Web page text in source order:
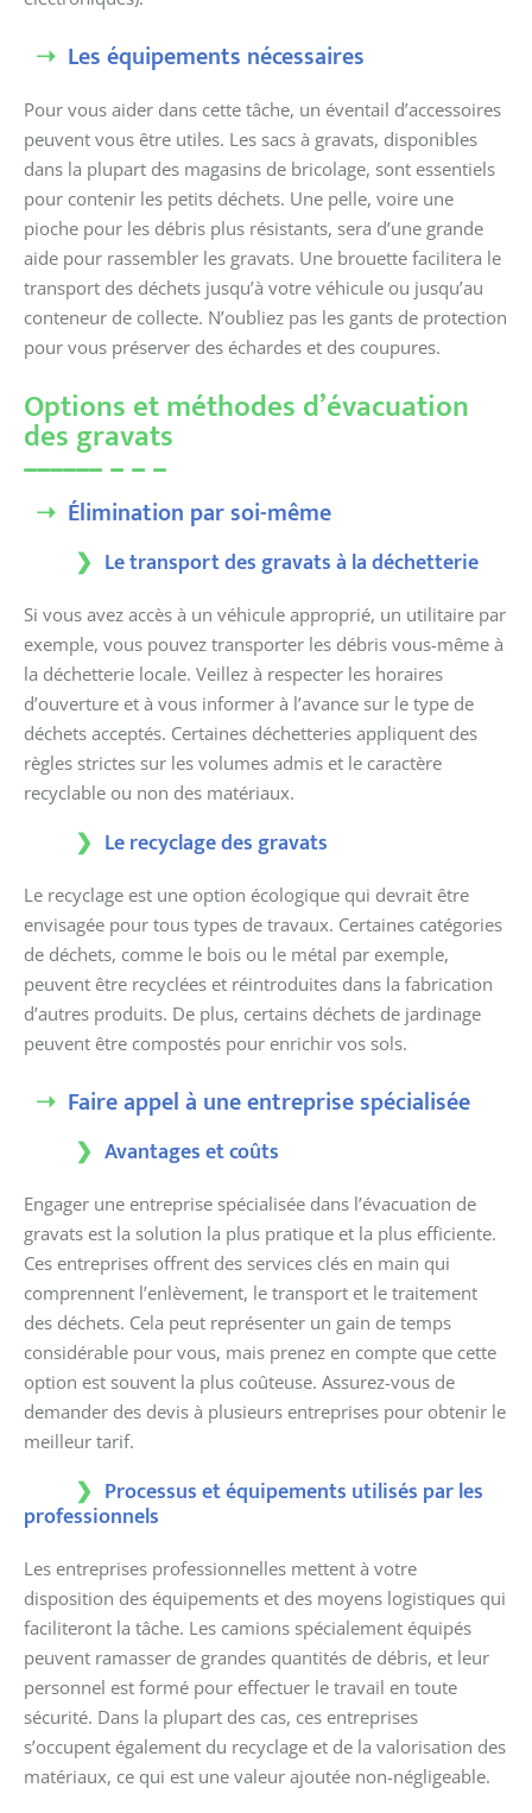
Les équipements nécessaires
Pour vous aider dans cette tâche, un éventail d’accessoires
peuvent vous être utiles. Les sacs à gravats, disponibles
dans la plupart des magasins de bricolage, sont essentiels
pour contenir les petits déchets. Une pelle, voire une
pioche pour les débris plus résistants, sera d’une grande
aide pour rassembler les gravats. Une brouette facilitera le
transport des déchets jusqu’à votre véhicule ou jusqu’au
conteneur de collecte. N’oubliez pas les gants de protection
pour vous préserver des échardes et des coupures.
Options et méthodes d’évacuation
des gravats
Élimination par soi-même
Le transport des gravats à la déchetterie
Si vous avez accès à un véhicule approprié, un utilitaire par
exemple, vous pouvez transporter les débris vous-même à
la déchetterie locale. Veillez à respecter les horaires
d’ouverture et à vous informer à l’avance sur le type de
déchets acceptés. Certaines déchetteries appliquent des
règles strictes sur les volumes admis et le caractère
recyclable ou non des matériaux.
Le recyclage des gravats
Le recyclage est une option écologique qui devrait être
envisagée pour tous types de travaux. Certaines catégories
de déchets, comme le bois ou le métal par exemple,
peuvent être recyclées et réintroduites dans la fabrication
d’autres produits. De plus, certains déchets de jardinage
peuvent être compostés pour enrichir vos sols.
Faire appel à une entreprise spécialisée
Avantages et coûts
Engager une entreprise spécialisée dans l’évacuation de
gravats est la solution la plus pratique et la plus efficiente.
Ces entreprises offrent des services clés en main qui
comprennent l’enlèvement, le transport et le traitement
des déchets. Cela peut représenter un gain de temps
considérable pour vous, mais prenez en compte que cette
option est souvent la plus coûteuse. Assurez-vous de
demander des devis à plusieurs entreprises pour obtenir le
meilleur tarif.
Processus et équipements utilisés par les
professionnels
Les entreprises professionnelles mettent à votre
disposition des équipements et des moyens logistiques qui
faciliteront la tâche. Les camions spécialement équipés
peuvent ramasser de grandes quantités de débris, et leur
personnel est formé pour effectuer le travail en toute
sécurité. Dans la plupart des cas, ces entreprises
s’occupent également du recyclage et de la valorisation des
matériaux, ce qui est une valeur ajoutée non-négligeable.